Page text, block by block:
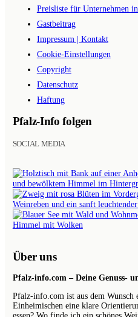
Preisliste für Unternehmen
Gastbeitrag
Impressum | Kontakt
Cookie-Einstellungen
Copyright
Datenschutz
Haftung
Pfalz-Info folgen
SOCIAL MEDIA
INSTAGRAM
Über uns
Pfalz-info.com – Deine Genuss-
Pfalz-info.com ist aus dem Wunsch
Einheimischen eine klare